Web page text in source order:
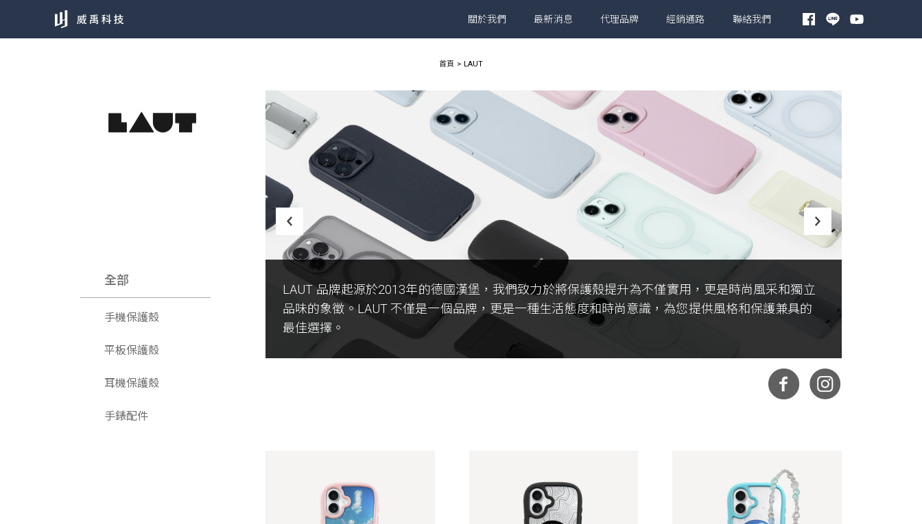
關於我們 最新消息 代理品牌 經銷通路 聯絡我們
首頁 LAUT
全部
手機保護殼
平板保護殼
耳機保護殼
手錶配件
LAUT 品牌起源於2013年的德國漢堡，我們致力於將保護殼提升為不僅實用，更是時尚風采和獨立
品味的象徵。LAUT 不僅是一個品牌，更是一種生活態度和時尚意識，為您提供風格和保護兼具的
最佳選擇。